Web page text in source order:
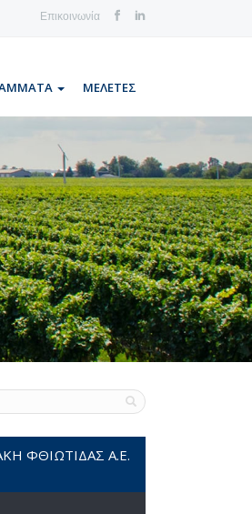
Επικοινωνία
ΜΕΛΕΤΕΣ
ΦΘΙΩΤΙΔΑΣ Α.Ε.